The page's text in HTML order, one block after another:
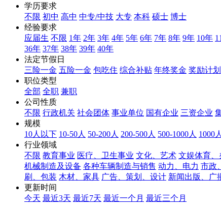
学历要求
不限 初中 高中 中专/中技 大专 本科 硕士 博士
经验要求
应届生 不限 1年 2年 3年 4年 5年 6年 7年 8年 9年 10年
36年 37年 38年 39年 40年
法定节假日
三险一金 五险一金 包吃住 综合补贴 年终奖金 奖励计划
职位类型
全部 全职 兼职
公司性质
不限 行政机关 社会团体 事业单位 国有企业 三资企业
规模
10人以下 10-50人 50-200人 200-500人 500-1000人 1000
行业领域
不限 教育事业 医疗、卫生事业 文化、艺术 文娱体育、
机械制造及设备 各种车辆制造与销售 动力、电力 市政
刷、包装 木材、家具 广告、策划、设计 新闻出版、广
更新时间
今天 最近3天 最近7天 最近一个月 最近三个月